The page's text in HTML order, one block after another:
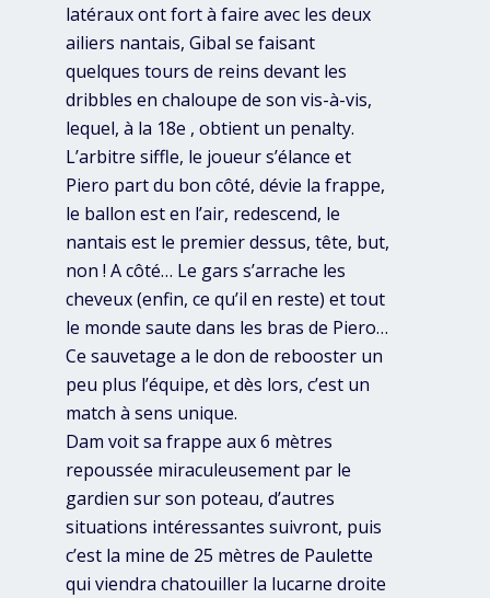
latéraux ont fort à faire avec les deux
ailiers nantais, Gibal se faisant
quelques tours de reins devant les
dribbles en chaloupe de son vis-à-vis,
lequel, à la 18e , obtient un penalty.
L’arbitre siffle, le joueur s’élance et
Piero part du bon côté, dévie la frappe,
le ballon est en l’air, redescend, le
nantais est le premier dessus, tête, but,
non ! A côté… Le gars s’arrache les
cheveux (enfin, ce qu’il en reste) et tout
le monde saute dans les bras de Piero…
Ce sauvetage a le don de rebooster un
peu plus l’équipe, et dès lors, c’est un
match à sens unique.
Dam voit sa frappe aux 6 mètres
repoussée miraculeusement par le
gardien sur son poteau, d’autres
situations intéressantes suivront, puis
c’est la mine de 25 mètres de Paulette
qui viendra chatouiller la lucarne droite